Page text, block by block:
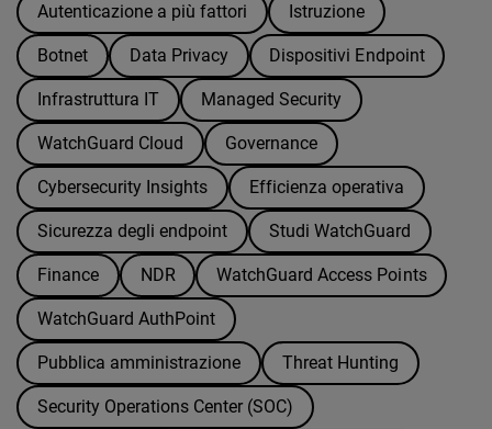
Autenticazione a più fattori Istruzione
Botnet Data Privacy Dispositivi Endpoint
Infrastruttura IT Managed Security
WatchGuard Cloud Governance
Cybersecurity Insights Efficienza operativa
Sicurezza degli endpoint Studi WatchGuard
Finance NDR WatchGuard Access Points
WatchGuard AuthPoint
Pubblica amministrazione Threat Hunting
Security Operations Center (SOC)